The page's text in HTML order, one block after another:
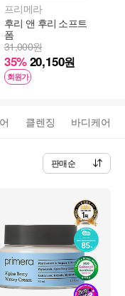
프리메라
후리 앤 후리 소프트
폼
31,000원
35%20,150원
회원가
클렌징 바디케어
판매순